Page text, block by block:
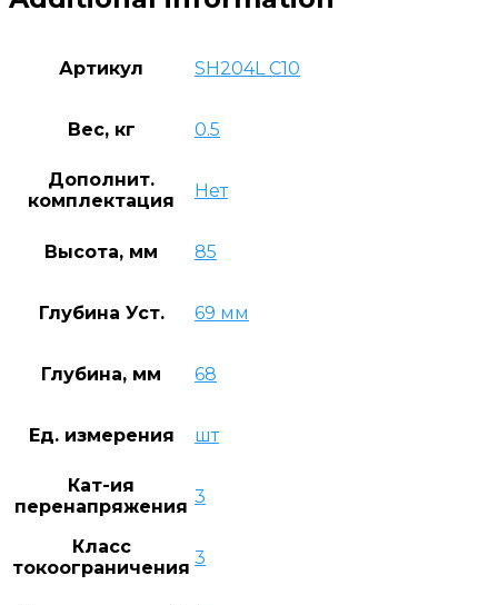
Артикул SH204L C10
Вес, кг 0.5
Дополнит.
комплектация
Нет
Высота, мм 85
Глубина Уст. 69 мм
Глубина, мм 68
Ед. измерения шт
Кат-ия
перенапряжения 3
Класс
токоограничения 3